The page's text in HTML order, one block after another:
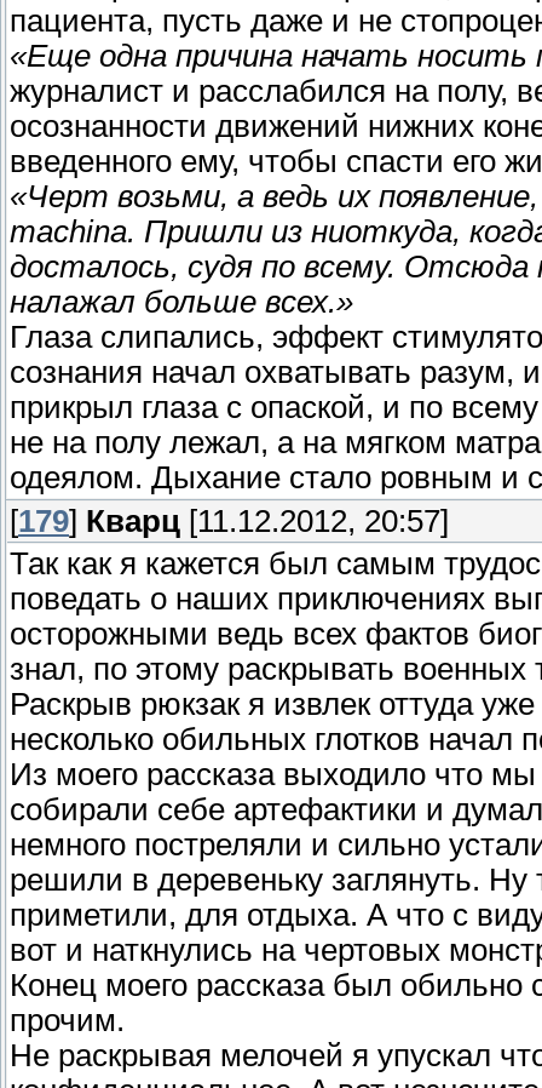
пациента, пусть даже и не
«Еще одна причина начать носить
журналист и расслабился на полу,
осознанности движений нижних
введенного ему, чтобы спасти его
«Черт возьми, а ведь их
machina. Пришли из ниоткуда,
досталось, судя по всему.
налажал больше всех.»
Глаза слипались, эффект
сознания начал охватывать разум,
прикрыл глаза с опаской, и по
не на полу лежал, а на мягком
одеялом. Дыхание стало ровным и
[179] Кварц [11.12.2012, 20:57]
Так как я кажется был самым
поведать о наших приключениях
осторожными ведь всех фактов
знал, по этому раскрывать военных
Раскрыв рюкзак я извлек оттуда
несколько обильных глотков начал
Из моего рассказа выходило что
собирали себе артефактики и
немного постреляли и сильно
решили в деревеньку заглянуть.
приметили, для отдыха. А что с
вот и наткнулись на чертовых
Конец моего рассказа был обильно
прочим.
Не раскрывая мелочей я упускал